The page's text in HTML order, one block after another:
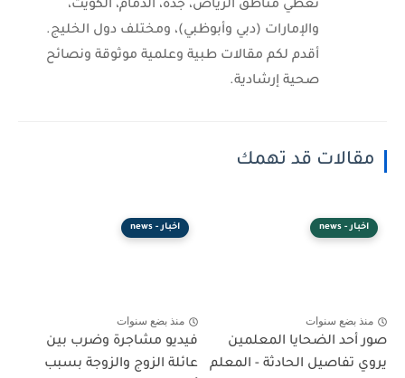
نغطي مناطق الرياض، جدة، الدمام، الكويت،
والإمارات (دبي وأبوظبي)، ومختلف دول الخليج.
أقدم لكم مقالات طبية وعلمية موثوقة ونصائح
صحية إرشادية.
مقالات قد تهمك
اخبار - news
منذ بضع سنوات
صور أحد الضحايا المعلمين
يروي تفاصيل الحادثة - المعلم
اخبار - news
منذ بضع سنوات
فيديو مشاجرة وضرب بين
عائلة الزوج والزوجة بسبب